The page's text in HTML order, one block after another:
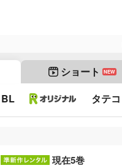
ショート NEW
BL タテコ
現在5巻